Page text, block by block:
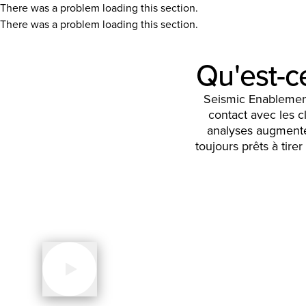
There was a problem loading this section.
There was a problem loading this section.
Qu'est-
Seismic
contact avec les
analyses
toujours prêts à